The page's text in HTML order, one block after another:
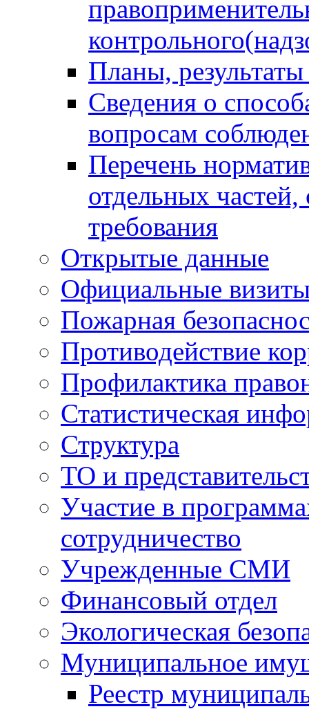
Планы,
Сведения о
вопросам
Перечень
отдельных
требования
Открытые данные
Официальные
Пожарная
Противодействие
Профилактика
Статистическая
Структура
ТО и
Участие в
сотрудничество
Учрежденные СМИ
Финансовый отдел
Экологическая
Муниципальное
Реестр